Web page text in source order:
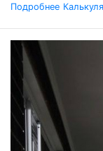
Подробнее